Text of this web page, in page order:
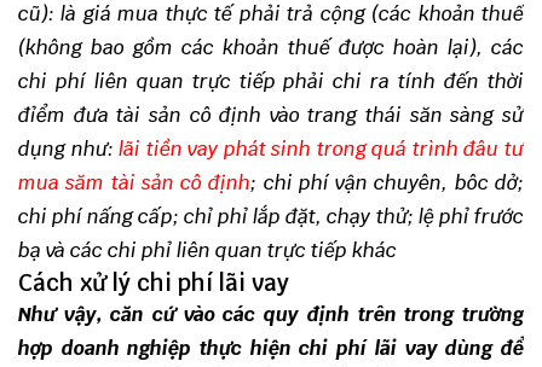
cũ): là giá mua thực tế phải trả cộng (các khoản thuế
(không bao gồm các khoản thuế được hoàn lại), các
chi phí liên quan trực tiếp phải chi ra tính đến thời
đỉểm đưa tài sản cô định vào trang thái săn sàng sử
dụng như:lãi tiền vay phát sinh trong quá trình đâu tư
mua săm tài sản cô định; chi phí vận chuyên, bôc dở;
chi phí nấng cấp; chỉ phỉ lắp đặt, chạy thử; lệ phỉ frước
bạ và các chi phỉ liên quan trực tiếp khác
Cách xử lý chi phí lãi vay
Như vậy, căn cứ vào các quy định trên trong trường
hợp doanh nghiệp thực hiện chi phí lãi vay dùng để